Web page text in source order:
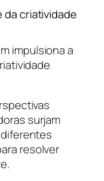
da criatividade
impulsiona a
surjam
resolver